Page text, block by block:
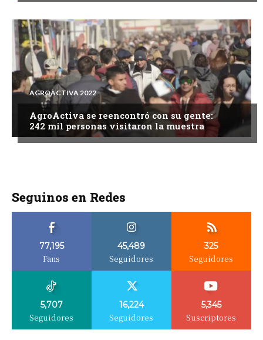
AGROACTIVA 2022
AgroActiva se reencontró con su gente:
242 mil personas visitaron la muestra
Seguinos en Redes
77,195
Fans
45,489
Seguidores
325
Seguidores
5,707
Seguidores
16,224
Seguidores
5,345
Suscriptores